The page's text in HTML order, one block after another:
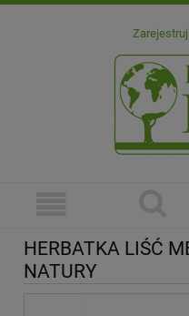
HERBATKA LIŚĆ
NATURY